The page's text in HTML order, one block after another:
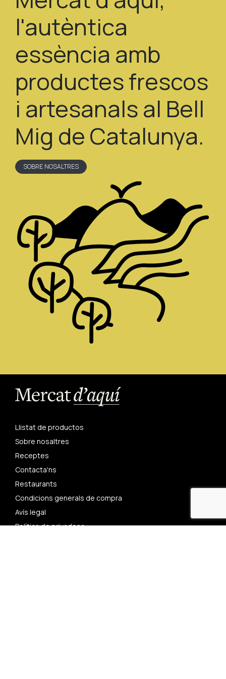
l'autèntica
essència amb
productes frescos
i artesanals al Bell
Mig de Catalunya.
SOBRE NOSALTRES
Llistat de productos
Sobre nosaltres
Receptes
Contacta'ns
Restaurants
Condicions generals de compra
Avís legal
Política de privadesa